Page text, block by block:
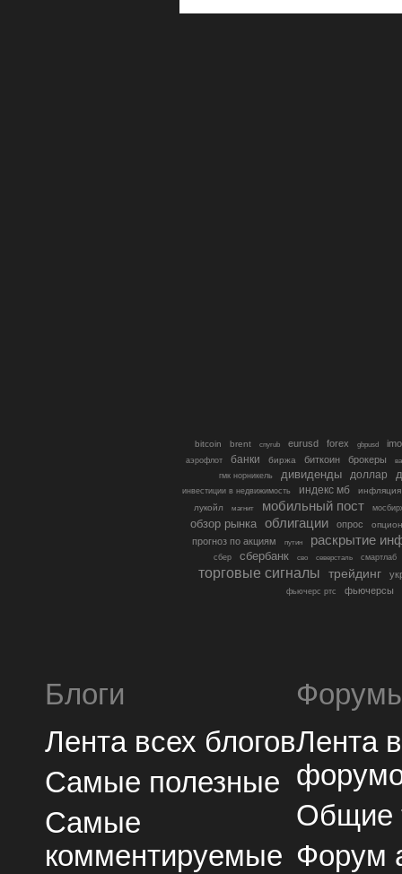
bitcoin brent cnyrub eurusd forex gbpusd
аэрофлот банки биржа биткоин брокеры
гмк норникель
дивиденды доллар
инвестиции в недвижимость индекс мб
инфляция
лукойл
магнит мобильный пост
обзор рынка облигации опрос
прогноз по акциям путин раскрытие
сбер сбербанк сво северсталь смартлаб
торговые сигналы трейдинг
фьючерс ртс фьючерсы
Блоги
Лента всех блогов
Самые полезные
Самые
комментируемые
Лента
Общие
Форум